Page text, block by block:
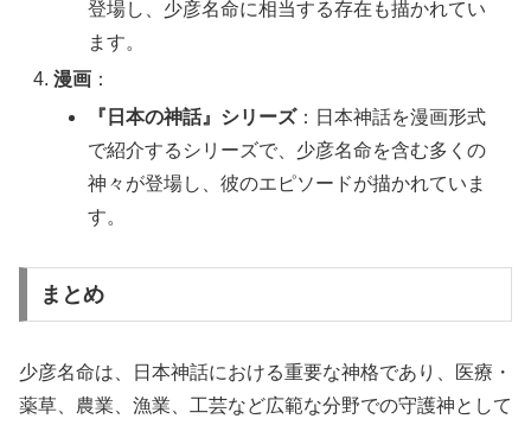
登場し、少彦名命に相当する存在も描かれてい
ます。
漫画 ：
『日本の神話』シリーズ：日本神話を漫画形式
で紹介するシリーズで、少彦名命を含む多くの
神々が登場し、彼のエピソードが描かれていま
す。
まとめ
少彦名命は、日本神話における重要な神格であり、医療・
薬草、農業、漁業、工芸など広範な分野での守護神として